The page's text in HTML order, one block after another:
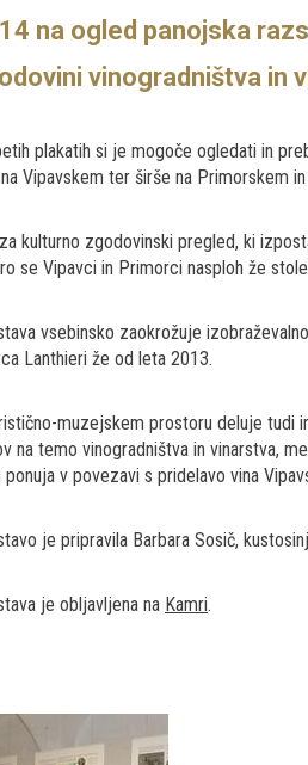
na ogled panojska
vinogradništva in
plakatih si je mogoče ogledati in
Vipavskem ter širše na Primorskem
kulturno zgodovinski pregled, ki
se Vipavci in Primorci nasploh že
vsebinsko zaokrožuje
Lanthieri že od leta 2013.
muzejskem prostoru deluje tudi
na temo vinogradništva in vinarstva,
ponuja v povezavi s pridelavo vina
je pripravila Barbara Sosič,
je obljavljena na Kamri.